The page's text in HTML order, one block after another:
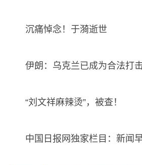
沉痛悼念！于漪逝世
伊朗：乌克兰已成为合法打
“刘文祥麻辣烫”，被查！
中国日报网独家栏目：新闻